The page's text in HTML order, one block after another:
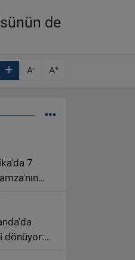
de
A- A+
dönüyor: